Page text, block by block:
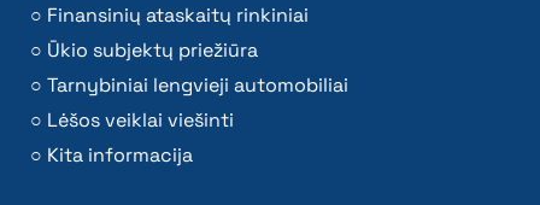
Finansinių ataskaitų rinkiniai
Ūkio subjektų priežiūra
Tarnybiniai lengvieji automobiliai
Lėšos veiklai viešinti
Kita informacija